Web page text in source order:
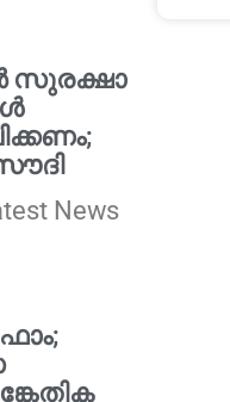
സുരക്ഷാ
News